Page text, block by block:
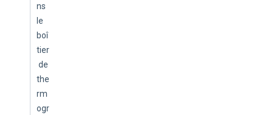
ns
le
boî
tier
de
the
rm
ogr